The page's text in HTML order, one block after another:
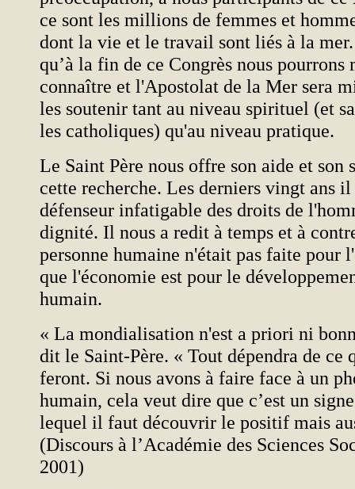
ce sont les millions de femmes et
dont la vie et le travail sont liés à la mer.
qu’à la fin de ce Congrès nous pourrons
connaître et l'Apostolat de la Mer sera
les soutenir tant au niveau spirituel (et
les catholiques) qu'au niveau pratique.
Le Saint Père nous offre son aide et son
cette recherche. Les derniers vingt ans il
défenseur infatigable des droits de
dignité. Il nous a redit à temps et à
personne humaine n'était pas faite pour
que l'économie est pour le
humain.
« La mondialisation n'est a priori ni
dit le Saint-Père. « Tout dépendra de ce
feront. Si nous avons à faire face à un
humain, cela veut dire que c’est un
lequel il faut découvrir le positif mais
(Discours à l’Académie des Sciences
2001)